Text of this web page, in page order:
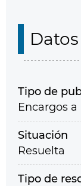
Tipo de
Encargos
Situación
Resuelta
Tipo de